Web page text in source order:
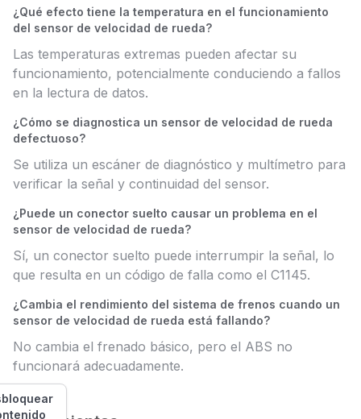
¿Qué efecto tiene la temperatura en el funcionamiento
del sensor de velocidad de rueda?
Las temperaturas extremas pueden afectar su
funcionamiento, potencialmente conduciendo a fallos
en la lectura de datos.
¿Cómo se diagnostica un sensor de velocidad de rueda
defectuoso?
Se utiliza un escáner de diagnóstico y multímetro para
verificar la señal y continuidad del sensor.
¿Puede un conector suelto causar un problema en el
sensor de velocidad de rueda?
Sí, un conector suelto puede interrumpir la señal, lo
que resulta en un código de falla como el C1145.
¿Cambia el rendimiento del sistema de frenos cuando un
sensor de velocidad de rueda está fallando?
No cambia el frenado básico, pero el ABS no
funcionará adecuadamente.